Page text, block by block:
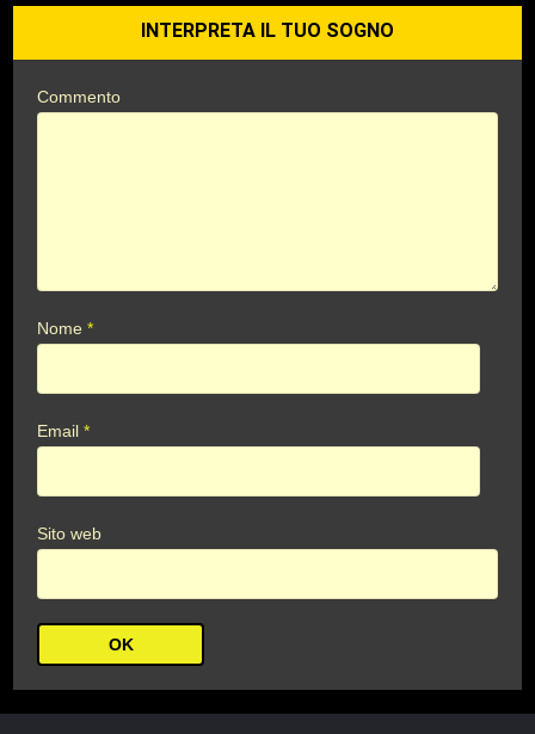
INTERPRETA IL TUO SOGNO
Commento
Nome*
Email*
Sito web